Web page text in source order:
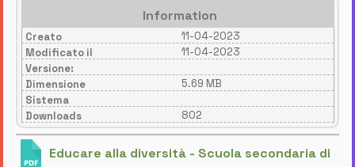
Information
Creato
11-04-2023
Modificato il
11-04-2023
Versione:
Dimensione
5.69 MB
Sistema
Downloads
802
Educare alla diversità - Scuola secondaria di